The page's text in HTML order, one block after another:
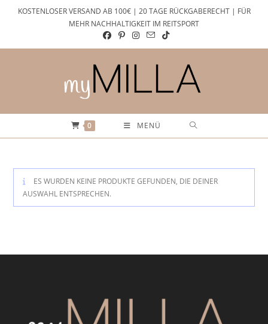
KOSTENLOSER VERSAND AB 100€ | 20 TAGE RÜCKGABERECHT | FÜR
MEHR NACHHALTIGKEIT IM REITSPORT
0 MENÜ
ES WURDEN KEINE PRODUKTE GEFUNDEN, DIE DEINER
AUSWAHL ENTSPRECHEN.